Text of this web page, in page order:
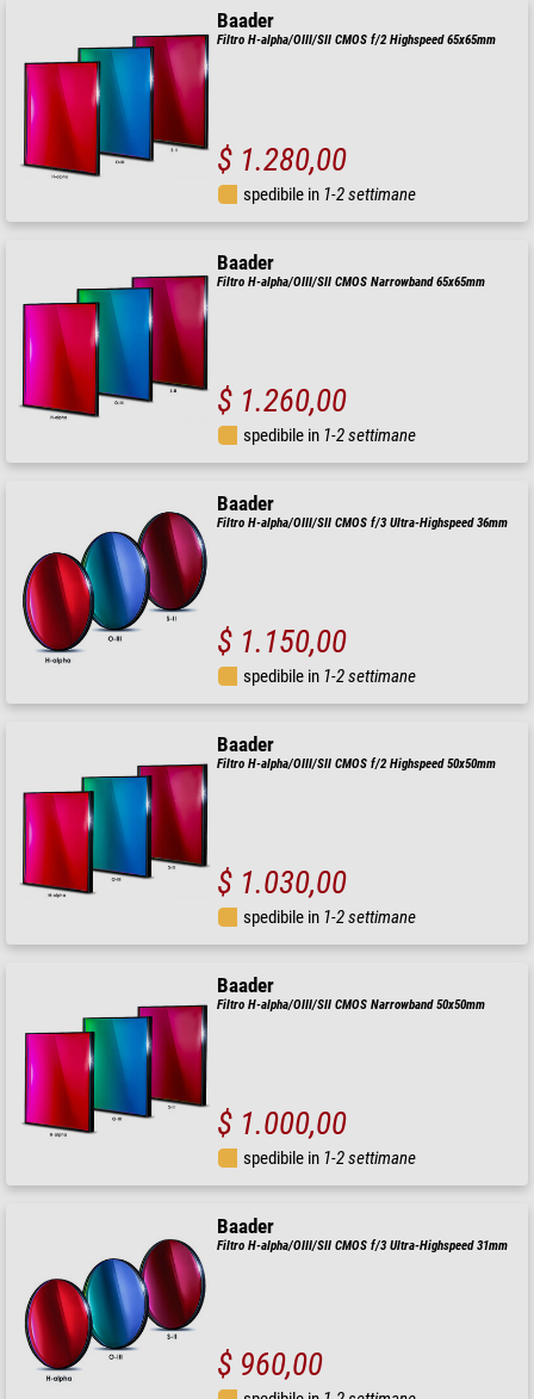
Baader
Filtro H-alpha/OIII/SII CMOS f/2 Highspeed 65x65mm
$ 1.280,00
spedibile in 1-2 settimane
Baader
Filtro H-alpha/OIII/SII CMOS Narrowband 65x65mm
$ 1.260,00
spedibile in 1-2 settimane
Baader
Filtro H-alpha/OIII/SII CMOS f/3 Ultra-Highspeed 36mm
$ 1.150,00
spedibile in 1-2 settimane
Baader
Filtro H-alpha/OIII/SII CMOS f/2 Highspeed 50x50mm
$ 1.030,00
spedibile in 1-2 settimane
Baader
Filtro H-alpha/OIII/SII CMOS Narrowband 50x50mm
$ 1.000,00
spedibile in 1-2 settimane
Baader
Filtro H-alpha/OIII/SII CMOS f/3 Ultra-Highspeed 31mm
$ 960,00